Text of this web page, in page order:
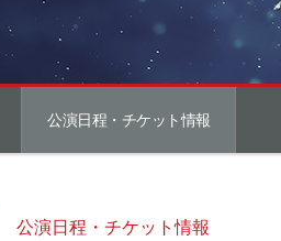
公演日程・チケット情報
公演日程・チケット情報